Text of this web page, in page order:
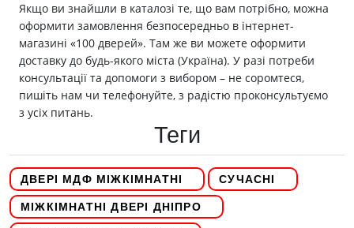
Якщо ви знайшли в каталозі те, що вам потрібно, можна
оформити замовлення безпосередньо в інтернет-
магазині «100 дверей». Там же ви можете оформити
доставку до будь-якого міста (Україна). У разі потреби
консультації та допомоги з вибором – не соромтеся,
пишіть нам чи телефонуйте, з радістю проконсультуємо
з усіх питань.
Теги
ДВЕРІ МДФ МІЖКІМНАТНІ СУЧАСНІ
МІЖКІМНАТНІ ДВЕРІ ДНІПРО